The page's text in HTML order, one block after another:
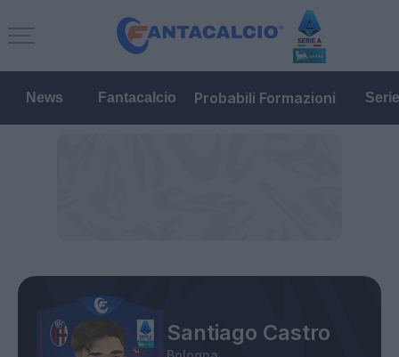
News Fantacalcio Probabili Formazioni
Santiago Castro